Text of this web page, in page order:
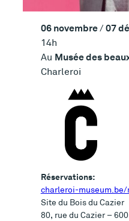
06 novembre/ 07
14h
Au Musée des
Charleroi
Réservations:
charleroi-
Site du Bois du Cazier
80, rue du Cazier –